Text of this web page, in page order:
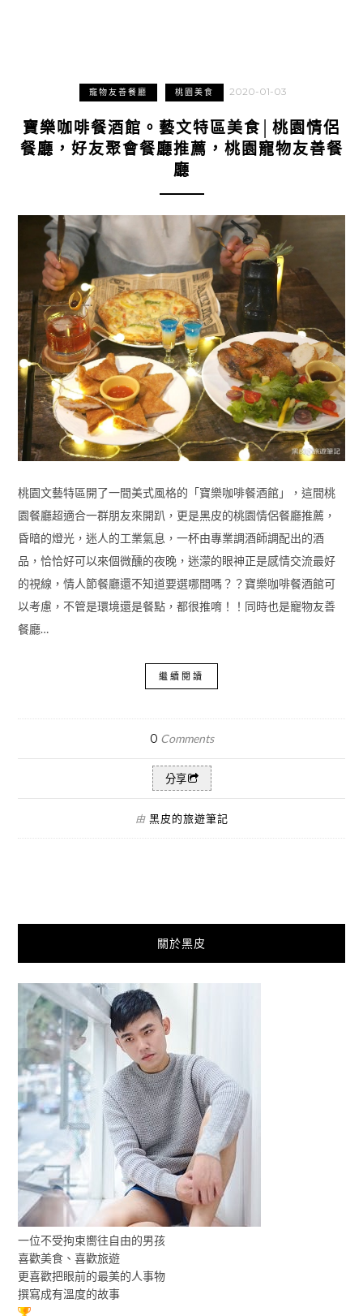
寵物友善餐廳 桃園美食 2020-01-03
寶樂咖啡餐酒館。藝文特區美食│桃園情侶
餐廳，好友聚會餐廳推薦，桃園寵物友善餐
廳
桃園文藝特區開了一間美式風格的「寶樂咖啡餐酒館」，這間桃
園餐廳超適合一群朋友來開趴，更是黑皮的桃園情侶餐廳推薦，
昏暗的燈光，迷人的工業氣息，一杯由專業調酒師調配出的酒
品，恰恰好可以來個微醺的夜晚，迷濛的眼神正是感情交流最好
的視線，情人節餐廳還不知道要選哪間嗎？？寶樂咖啡餐酒館可
以考慮，不管是環境還是餐點，都很推唷！！同時也是寵物友善
餐廳…
繼續閱讀
0 Comments
分享
由 黑皮的旅遊筆記
關於黑皮
一位不受拘束嚮往自由的男孩
喜歡美食、喜歡旅遊
更喜歡把眼前的最美的人事物
撰寫成有溫度的故事